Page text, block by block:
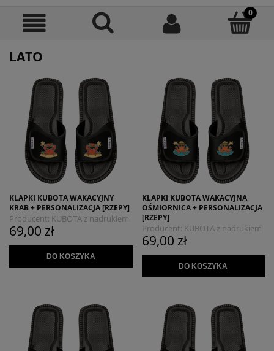
LATO
KLAPKI KUBOTA WAKACYJNY
KRAB + PERSONALIZACJA [RZEPY]
Producent: KUBOTA z nadrukiem
MYSZOJELEŃ
69,00 zł
DO KOSZYKA
KLAPKI KUBOTA WAKACYJNA
OŚMIORNICA + PERSONALIZACJA
[RZEPY]
Producent: KUBOTA z nadrukiem
MYSZOJELEŃ
69,00 zł
DO KOSZYKA